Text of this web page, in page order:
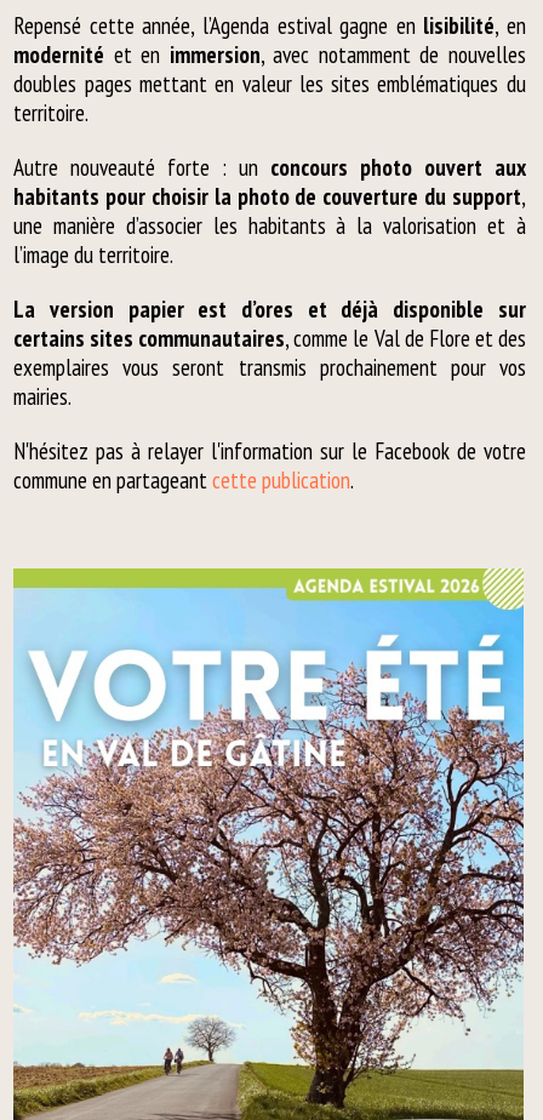
Repensé cette année, l’Agenda estival gagne en lisibilité, en
modernité et en immersion, avec notamment de nouvelles
doubles pages mettant en valeur les sites emblématiques du
territoire.
Autre nouveauté forte : un concours photo ouvert aux
habitants pour choisir la photo de couverture du support,
une manière d’associer les habitants à la valorisation et à
l’image du territoire.
La version papier est d’ores et déjà disponible sur
certains sites communautaires, comme le Val de Flore et des
exemplaires vous seront transmis prochainement pour vos
mairies.
N'hésitez pas à relayer l'information sur le Facebook de votre
commune en partageantcette publication.